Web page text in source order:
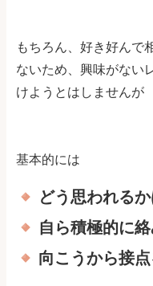
もちろん、好き好んで
ないため、興味がない
けようとはしませんが
基本的には
どう思われる
自ら積極的に
向こうから接